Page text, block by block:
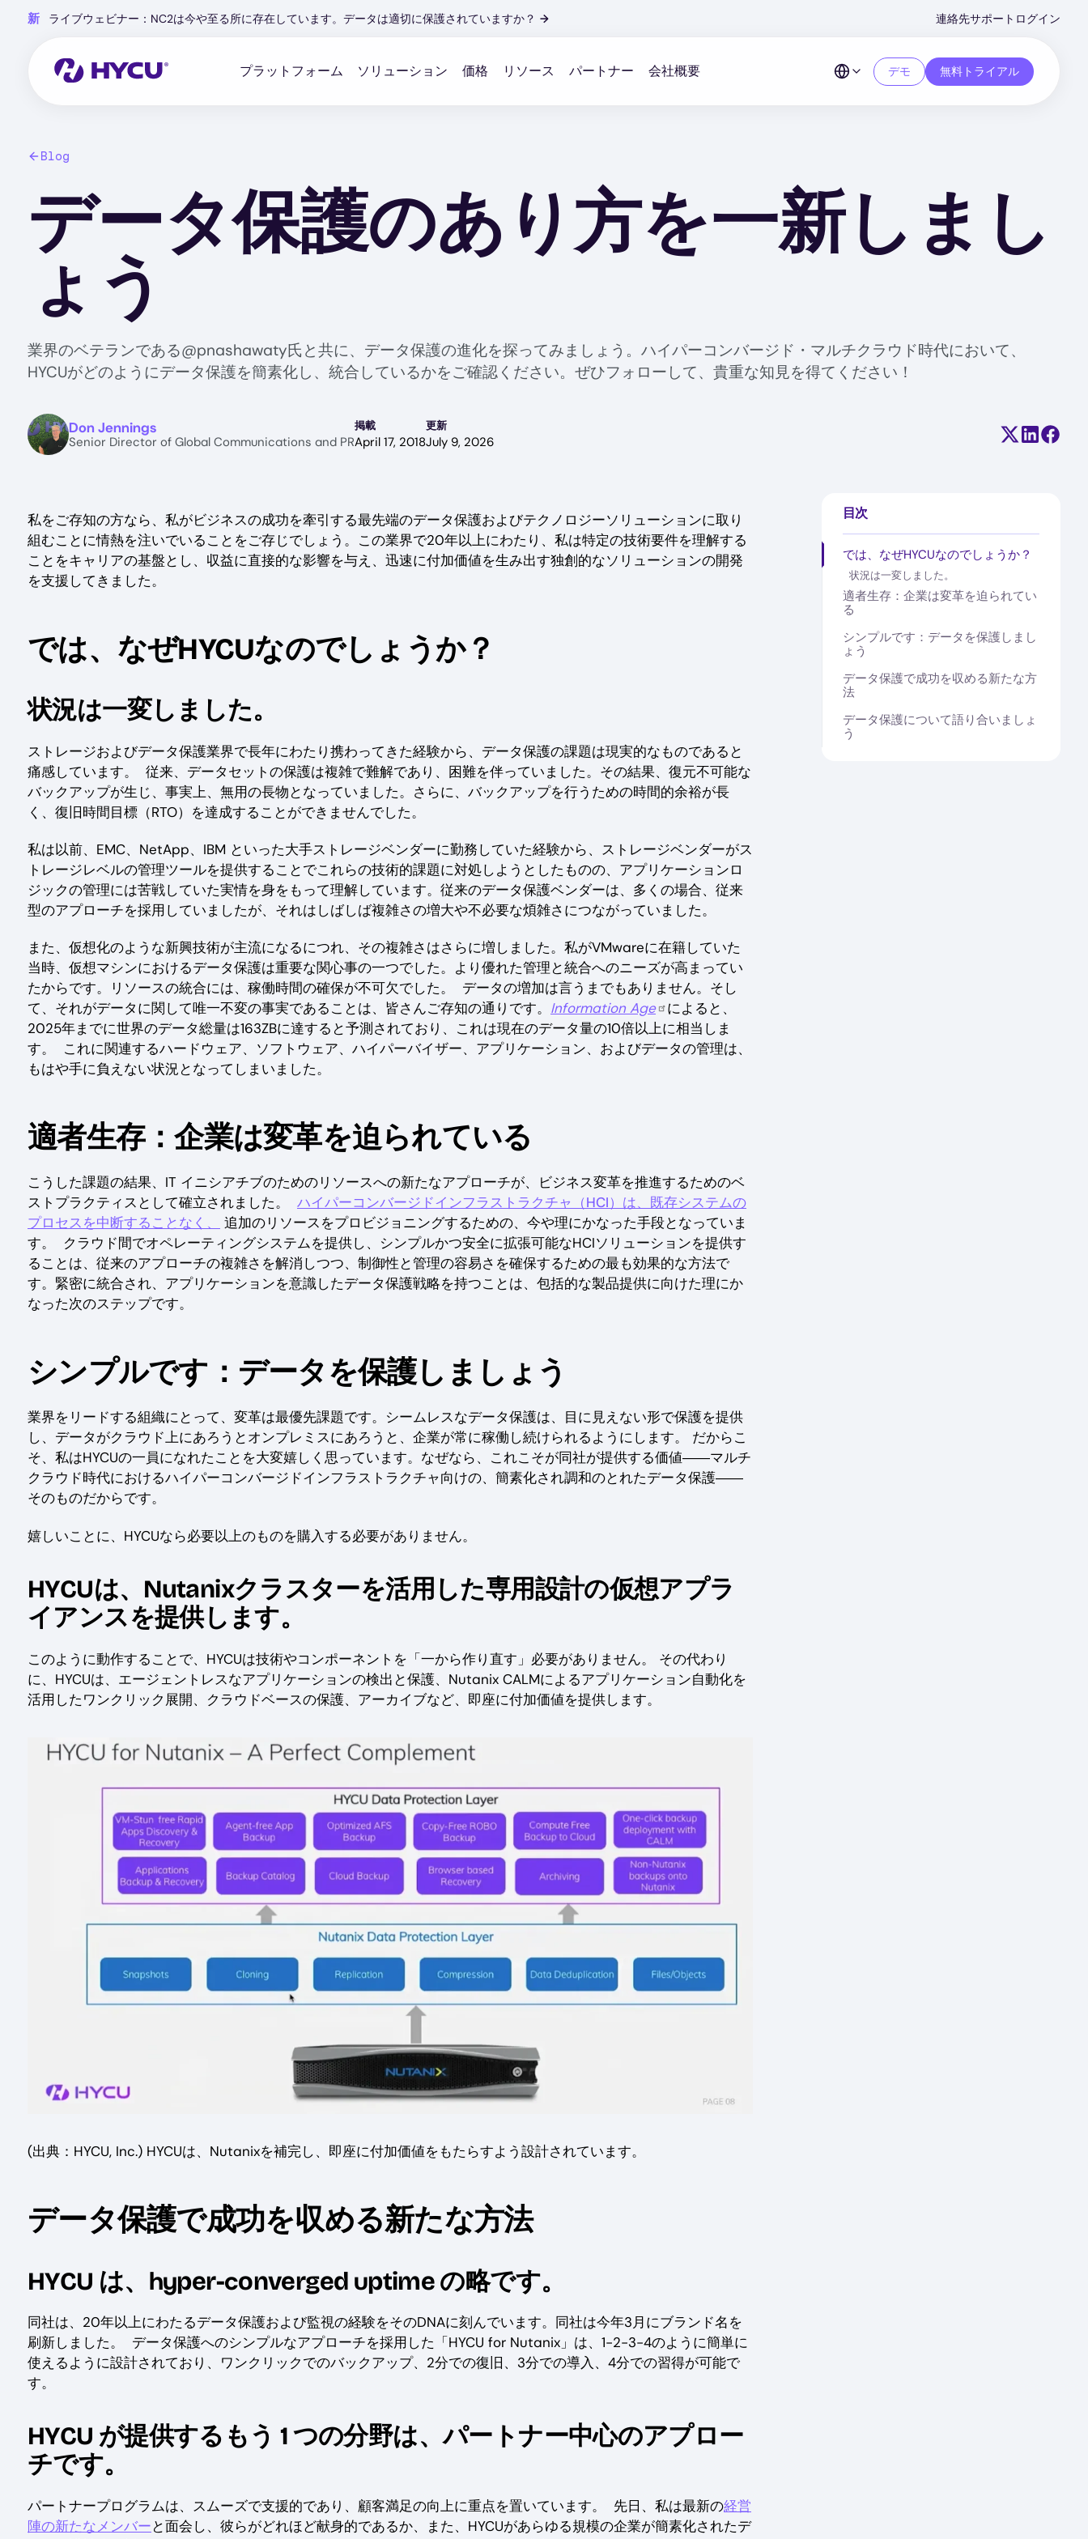
新 ライブウェビナー：NC2は今や至る所に存在しています。データは適切に保護されていますか？ →
Menu
連絡先サポート ログイン
プラットフォーム ソリューション 価格 リソース パートナー 会社概要 デモ 無料トライアル
Blog
データ保護のあり方を一新しまし
ょう
業界のベテランである@pnashawaty氏と共に、データ保護の進化を探ってみましょう。ハイパーコンバージド・マルチクラウド時代において、
HYCUがどのようにデータ保護を簡素化し、統合しているかをご確認ください。ぜひフォローして、貴重な知見を得てください！
ImageDon Jennings
Senior Director of Global Communications and PR
掲載
April 17, 2018
更新
July 9, 2026 Share on X
Share
私をご存知の方なら、私がビジネスの成功を牽引する最先端のデータ保護およびテクノロジーソリューションに取り
組むことに情熱を注いでいることをご存じでしょう。この業界で20年以上にわたり、私は特定の技術要件を理解する
ことをキャリアの基盤とし、収益に直接的な影響を与え、迅速に付加価値を生み出す独創的なソリューションの開発
を支援してきました。
では、なぜHYCUなのでしょうか？
状況は一変しました。
ストレージおよびデータ保護業界で長年にわたり携わってきた経験から、データ保護の課題は現実的なものであると
痛感しています。 従来、データセットの保護は複雑で難解であり、困難を伴っていました。その結果、復元不可能な
バックアップが生じ、事実上、無用の長物となっていました。さらに、バックアップを行うための時間的余裕が長
く、復旧時間目標（RTO）を達成することができませんでした。
私は以前、EMC、NetApp、IBM といった大手ストレージベンダーに勤務していた経験から、ストレージベンダーがス
トレージレベルの管理ツールを提供することでこれらの技術的課題に対処しようとしたものの、アプリケーションロ
ジックの管理には苦戦していた実情を身をもって理解しています。従来のデータ保護ベンダーは、多くの場合、従来
型のアプローチを採用していましたが、それはしばしば複雑さの増大や不必要な煩雑さにつながっていました。
また、仮想化のような新興技術が主流になるにつれ、その複雑さはさらに増しました。私がVMwareに在籍していた
当時、仮想マシンにおけるデータ保護は重要な関心事の一つでした。より優れた管理と統合へのニーズが高まってい
たからです。リソースの統合には、稼働時間の確保が不可欠でした。 データの増加は言うまでもありません。そし
て、それがデータに関して唯一不変の事実であることは、皆さんご存知の通りです。 Information Age
によると、
2025年までに世界のデータ総量は163ZBに達すると予測されており、これは現在のデータ量の10倍以上に相当しま
す。 これに関連するハードウェア、ソフトウェア、ハイパーバイザー、アプリケーション、およびデータの管理は、
もはや手に負えない状況となってしまいました。
適者生存：企業は変革を迫られている
こうした課題の結果、IT イニシアチブのためのリソースへの新たなアプローチが、ビジネス変革を推進するためのベ
ストプラクティスとして確立されました。 ハイパーコンバージドインフラストラクチャ（HCI）は、既存システムの
プロセスを中断することなく、
追加のリソースをプロビジョニングするための、今や理にかなった手段となっていま
す。 クラウド間でオペレーティングシステムを提供し、シンプルかつ安全に拡張可能なHCIソリューションを提供す
ることは、従来のアプローチの複雑さを解消しつつ、制御性と管理の容易さを確保するための最も効果的な方法で
す。緊密に統合され、アプリケーションを意識したデータ保護戦略を持つことは、包括的な製品提供に向けた理にか
なった次のステップです。
シンプルです：データを保護しましょう
業界をリードする組織にとって、変革は最優先課題です。シームレスなデータ保護は、目に見えない形で保護を提供
し、データがクラウド上にあろうとオンプレミスにあろうと、企業が常に稼働し続けられるようにします。 だからこ
そ、私はHYCUの一員になれたことを大変嬉しく思っています。なぜなら、これこそが同社が提供する価値――マルチ
クラウド時代におけるハイパーコンバージドインフラストラクチャ向けの、簡素化され調和のとれたデータ保護――
そのものだからです。
嬉しいことに、HYCUなら必要以上のものを購入する必要がありません。
HYCUは、Nutanixクラスターを活用した専用設計の仮想アプラ
イアンスを提供します。
このように動作することで、HYCUは技術やコンポーネントを「一から作り直す」必要がありません。 その代わり
に、HYCUは、エージェントレスなアプリケーションの検出と保護、Nutanix CALMによるアプリケーション自動化を
活用したワンクリック展開、クラウドベースの保護、アーカイブなど、即座に付加価値を提供します。
Image
(出典：HYCU, Inc.) HYCUは、Nutanixを補完し、即座に付加価値をもたらすよう設計されています。
データ保護で成功を収める新たな方法
HYCU は、 hyper-converged uptime の略です。
同社は、20年以上にわたるデータ保護および監視の経験をそのDNAに刻んでいます。同社は今年3月にブランド名を
刷新しました。 データ保護へのシンプルなアプローチを採用した「HYCU for Nutanix」は、1-2-3-4のように簡単に
使えるように設計されており、ワンクリックでのバックアップ、2分での復旧、3分での導入、4分での習得が可能で
す。
HYCU が提供するもう 1 つの分野は、パートナー中心のアプロー
チです。
パートナープログラムは、スムーズで支援的であり、顧客満足の向上に重点を置いています。 先日、私は最新の経営
陣の新たなメンバーと面会し、彼らがどれほど献身的であるか、また、HYCUがあらゆる規模の企業が簡素化されたデ
目次
では、なぜHYCUなのでしょうか？
状況は一変しました。
適者生存：企業は変革を迫られてい
る
シンプルです：データを保護しまし
ょう
データ保護で成功を収める新たな方
法
データ保護について語り合いましょ
う